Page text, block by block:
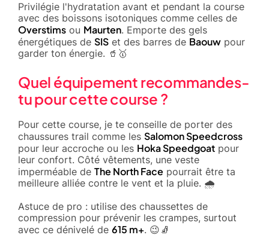
Privilégie l'hydratation avant et pendant la course
avec des boissons isotoniques comme celles de
Overstims ou Maurten. Emporte des gels
énergétiques de SIS et des barres de Baouw pour
garder ton énergie. 🥤🥇
Quel équipement recommandes-
tu pour cette course ?
Pour cette course, je te conseille de porter des
chaussures trail comme les Salomon Speedcross
pour leur accroche ou les Hoka Speedgoat pour
leur confort. Côté vêtements, une veste
imperméable de The North Face pourrait être ta
meilleure alliée contre le vent et la pluie. 🌧️
Astuce de pro : utilise des chaussettes de
compression pour prévenir les crampes, surtout
avec ce dénivelé de 615 m+. 😉🧦